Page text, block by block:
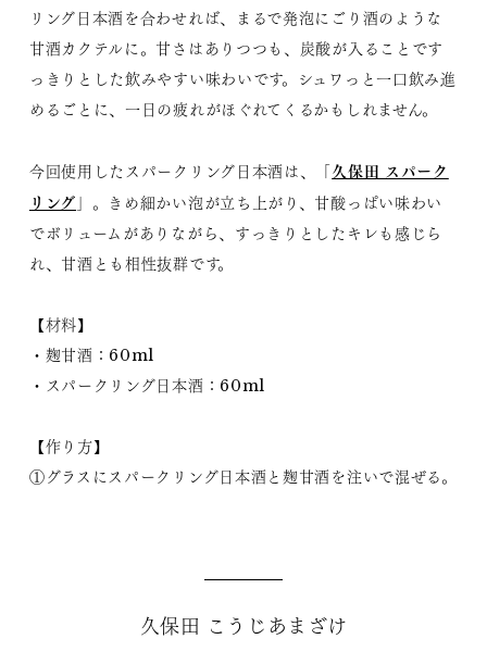
リング日本酒を合わせれば、まるで発泡にごり酒のような
甘酒カクテルに。甘さはありつつも、炭酸が入ることです
っきりとした飲みやすい味わいです。シュワっと一口飲み進
めるごとに、一日の疲れがほぐれてくるかもしれません。
今回使用したスパークリング日本酒は、「久保田 スパーク
リング 」。きめ細かい泡が立ち上がり、甘酸っぱい味わい
でボリュームがありながら、すっきりとしたキレも感じら
れ、甘酒とも相性抜群です。
【材料】
・麹甘酒：60ml
・スパークリング日本酒：60ml
【作り方】
①グラスにスパークリング日本酒と麹甘酒を注いで混ぜる。
久保田 こうじあまざけ